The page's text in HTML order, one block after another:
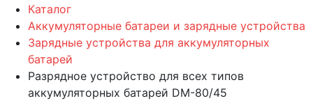
Каталог
Аккумуляторные батареи и зарядные устройства
Зарядные устройства для аккумуляторных
батарей
Разрядное устройство для всех типов
аккумуляторных батарей DM-80/45